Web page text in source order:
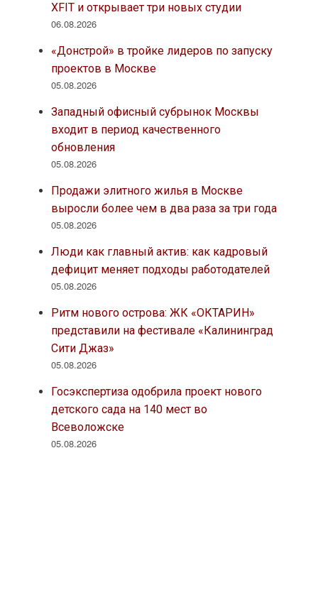
XFIT и открывает три новых студии
06.08.2026
«Донстрой» в тройке лидеров по запуску
проектов в Москве
05.08.2026
Западный офисный субрынок Москвы
входит в период качественного
обновления
05.08.2026
Продажи элитного жилья в Москве
выросли более чем в два раза за три года
05.08.2026
Люди как главный актив: как кадровый
дефицит меняет подходы работодателей
05.08.2026
Ритм нового острова: ЖК «ОКТАРИН»
представили на фестивале «Калининград
Сити Джаз»
05.08.2026
Госэкспертиза одобрила проект нового
детского сада на 140 мест во
Всеволожске
05.08.2026